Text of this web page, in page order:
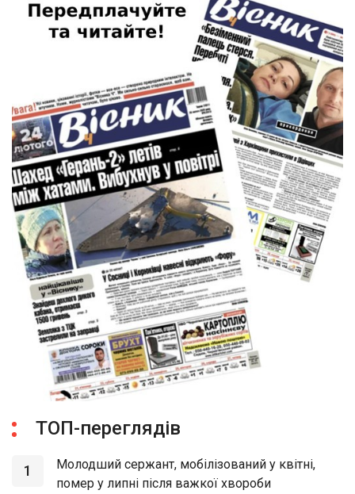
ТОП-переглядів
1
Молодший сержант, мобілізований у квітні,
помер у липні після важкої хвороби